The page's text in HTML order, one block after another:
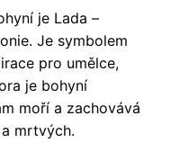
je Lada –
Je symbolem
pro umělce,
je bohyní
moří a zachovává
mrtvých.